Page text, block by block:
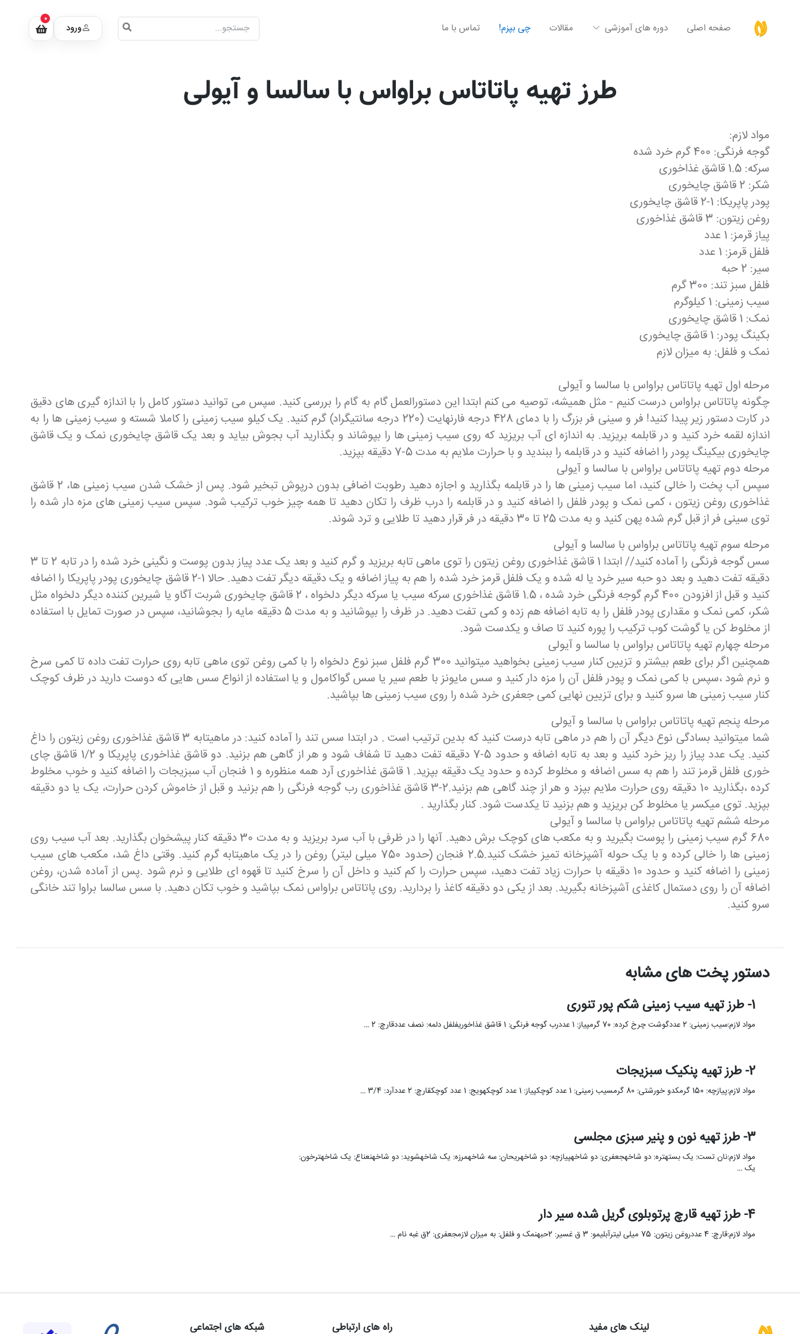
صفحه اصلی دوره های آموزشی مقالات چی بپزم! تماس با ما ورود
0
طرز تهیه پاتاتاس براواس با سالسا و آیولی
مواد لازم:
گوجه فرنگی: 400 گرم خرد شده
سرکه: 1.5 قاشق غذاخوری
شکر: 2 قاشق چایخوری
پودر پاپریکا: 1-2 قاشق چایخوری
روغن زیتون: 3 قاشق غذاخوری
پیاز قرمز: 1 عدد
فلفل قرمز: 1 عدد
سیر: 2 حبه
فلفل سبز تند: 300 گرم
سیب زمینی: 1 کیلوگرم
نمک: 1 قاشق چایخوری
بکینگ پودر: 1 قاشق چایخوری
نمک و فلفل: به میزان لازم
مرحله اول تهیه پاتاتاس براواس با سالسا و آیولی
چگونه پاتاتاس براواس درست کنیم - مثل همیشه، توصیه می کنم ابتدا این دستورالعمل گام به گام را بررسی کنید. سپس می توانید دستور کامل را با اندازه گیری های دقیق
در کارت دستور زیر پیدا کنید! فر و سینی فر بزرگ را با دمای 428 درجه فارنهایت (220 درجه سانتیگراد) گرم کنید. یک کیلو سیب زمینی را کاملا شسته و سیب زمینی ها را به
اندازه لقمه خرد کنید و در قابلمه بریزید. به اندازه ای آب بریزید که روی سیب زمینی ها را بپوشاند و بگذارید آب بجوش بیاید و بعد یک قاشق چایخوری نمک و یک قاشق
چایخوری بیکینگ پودر را اضافه کنید و در قابلمه را ببندید و با حرارت ملایم به مدت 5-7 دقیقه بپزید.
مرحله دوم تهیه پاتاتاس براواس با سالسا و آیولی
سپس آب پخت را خالی کنید، اما سیب زمینی ها را در قابلمه بگذارید و اجازه دهید رطوبت اضافی بدون درپوش تبخیر شود. پس از خشک شدن سیب زمینی ها، 2 قاشق
غذاخوری روغن زیتون ، کمی نمک و پودر فلفل را اضافه کنید و در قابلمه را درب ظرف را تکان دهید تا همه چیز خوب ترکیب شود. سپس سیب زمینی های مزه دار شده را
توی سینی فر از قبل گرم شده پهن کنید و به مدت 25 تا 30 دقیقه در فر قرار دهید تا طلایی و ترد شوند.
مرحله سوم تهیه پاتاتاس براواس با سالسا و آیولی
سس گوجه فرنگی را آماده کنید// ابتدا 1 قاشق غذاخوری روغن زیتون را توی ماهی تابه بریزید و گرم کنید و بعد یک عدد پیاز بدون پوست و نگینی خرد شده را در تابه 2 تا 3
دقیقه تفت دهید و بعد دو حبه سیر خرد یا له شده و یک فلفل قرمز خرد شده را هم به پیاز اضافه و یک دقیقه دیگر تفت دهید. حالا 1-2 قاشق چایخوری پودر پاپریکا را اضافه
کنید و قبل از افزودن 400 گرم گوجه فرنگی خرد شده ، 1.5 قاشق غذاخوری سرکه سیب یا سرکه دیگر دلخواه ، 2 قاشق چایخوری شربت آگاو یا شیرین کننده دیگر دلخواه مثل
شکر، کمی نمک و مقداری پودر فلفل را به تابه اضافه هم زده و کمی تفت دهید. در ظرف را بپوشانید و به مدت 5 دقیقه مایه را بجوشانید، سپس در صورت تمایل با استفاده
از مخلوط کن یا گوشت کوب ترکیب را پوره کنید تا صاف و یکدست شود.
مرحله چهارم تهیه پاتاتاس براواس با سالسا و آیولی
همچنین اگر برای طعم بیشتر و تزیین کنار سیب زمینی بخواهید میتوانید 300 گرم فلفل سبز نوع دلخواه را با کمی روغن توی ماهی تابه روی حرارت تفت داده تا کمی سرخ
و نرم شود ،سپس با کمی نمک و پودر فلفل آن را مزه دار کنید و سس مایونز با طعم سیر یا سس گواکامول و یا استفاده از انواع سس هایی که دوست دارید در ظرف کوچک
کنار سیب زمینی ها سرو کنید و برای تزیین نهایی کمی جعفری خرد شده را روی سیب زمینی ها بپاشید.
مرحله پنجم تهیه پاتاتاس براواس با سالسا و آیولی
شما میتوانید بسادگی نوع دیگر آن را هم در ماهی تابه درست کنید که بدین ترتیب است . در ابتدا سس تند را آماده کنید: در ماهیتابه 3 قاشق غذاخوری روغن زیتون را داغ
کنید. یک عدد پیاز را ریز خرد کنید و بعد به تابه اضافه و حدود 5-7 دقیقه تفت دهید تا شفاف شود و هر از گاهی هم بزنید. دو قاشق غذاخوری پاپریکا و 1/2 قاشق چای
خوری فلفل قرمز تند را هم به سس اضافه و مخلوط کرده و حدود یک دقیقه بپزید. 1 قاشق غذاخوری آرد همه منظوره و 1 فنجان آب سبزیجات را اضافه کنید و خوب مخلوط
کرده ،بگذارید 10 دقیقه روی حرارت ملایم بپزد و هر از چند گاهی هم بزنید.2-3 قاشق غذاخوری رب گوجه فرنگی را هم بزنید و قبل از خاموش کردن حرارت، یک یا دو دقیقه
بپزید. توی میکسر یا مخلوط کن بریزید و هم بزنید تا یکدست شود. کنار بگذارید .
مرحله ششم تهیه پاتاتاس براواس با سالسا و آیولی
680 گرم سیب زمینی را پوست بگیرید و به مکعب های کوچک برش دهید. آنها را در ظرفی با آب سرد بریزید و به مدت 30 دقیقه کنار پیشخوان بگذارید. بعد آب سیب روی
زمینی ها را خالی کرده و با یک حوله آشپزخانه تمیز خشک کنید.2.5 فنجان (حدود 750 میلی لیتر) روغن را در یک ماهیتابه گرم کنید. وقتی داغ شد، مکعب های سیب
زمینی را اضافه کنید و حدود 10 دقیقه با حرارت زیاد تفت دهید، سپس حرارت را کم کنید و داخل آن را سرخ کنید تا قهوه ای طلایی و نرم شود .پس از آماده شدن، روغن
اضافه آن را روی دستمال کاغذی آشپزخانه بگیرید. بعد از یکی دو دقیقه کاغذ را بردارید. روی پاتاتاس براواس نمک بپاشید و خوب تکان دهید. با سس سالسا براوا تند خانگی
سرو کنید.
دستور پخت های مشابه
1- طرز تهیه سیب زمینی شکم پور تنوری
مواد لازم:سیب زمینی: 2 عددگوشت چرخ کرده: 70 گرمپیاز: 1 عددرب گوجه فرنگی: 1 قاشق غذاخوریفلفل دلمه: نصف عددقارچ: 2 …
2- طرز تهیه پنکیک سبزیجات
مواد لازم:پیازچه: 150 گرمکدو خورشتی: 80 گرمسیب زمینی: 1 عدد کوچکپیاز: 1 عدد کوچکهویج: 1 عدد کوچکقارچ: 2 عددآرد: 3/4 …
3- طرز تهیه نون و پنیر سبزی مجلسی
مواد لازم:نان تست: یک بستهتره: دو شاخهجعفری: دو شاخهپیازچه: دو شاخهریحان: سه شاخهمرزه: یک شاخهشوید: دو شاخهنعناع: یک شاخهترخون:
یک …
4- طرز تهیه قارچ پرتوبلوی گریل شده سیر دار
مواد لازم:قارچ: 4 عددروغن زیتون: 75 میلی لیترآبلیمو: 3 ق غسیر: 2حبهنمک و فلفل: به میزان لازمجعفری: 2ق غبه نام …
لینک های مفید راه های ارتباطی شبکه های اجتماعی